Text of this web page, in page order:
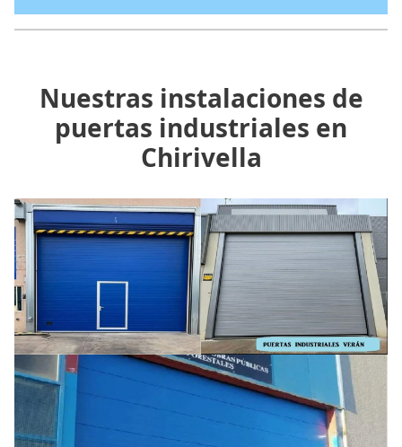
Nuestras instalaciones de
puertas industriales en
Chirivella